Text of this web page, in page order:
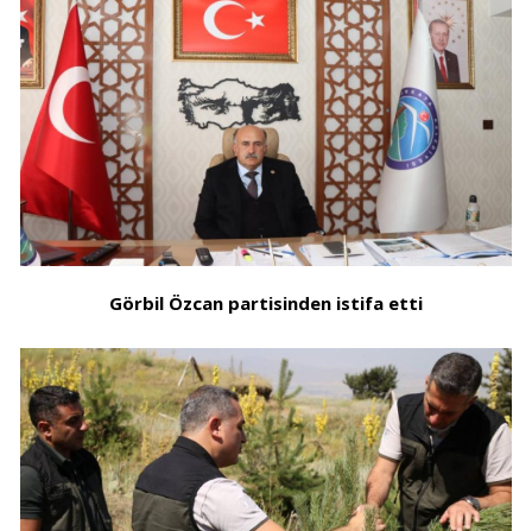
Görbil Özcan partisinden istifa etti